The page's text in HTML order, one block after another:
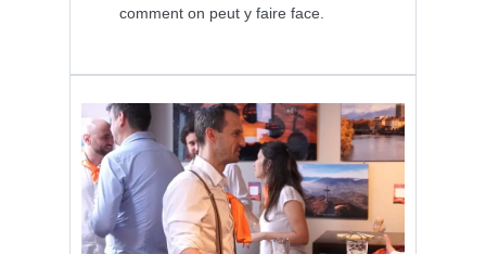
comment on peut y faire face.